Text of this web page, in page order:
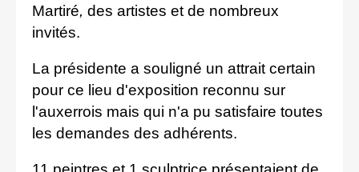
Martiré, des artistes et de nombreux
invités.
La présidente a souligné un attrait certain
pour ce lieu d'exposition reconnu sur
l'auxerrois mais qui n'a pu satisfaire toutes
les demandes des adhérents.